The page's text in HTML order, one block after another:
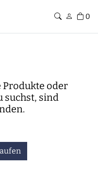
0
Produkte oder
suchst, sind